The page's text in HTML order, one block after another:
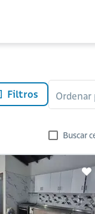
Filtros Ordenar
Buscar